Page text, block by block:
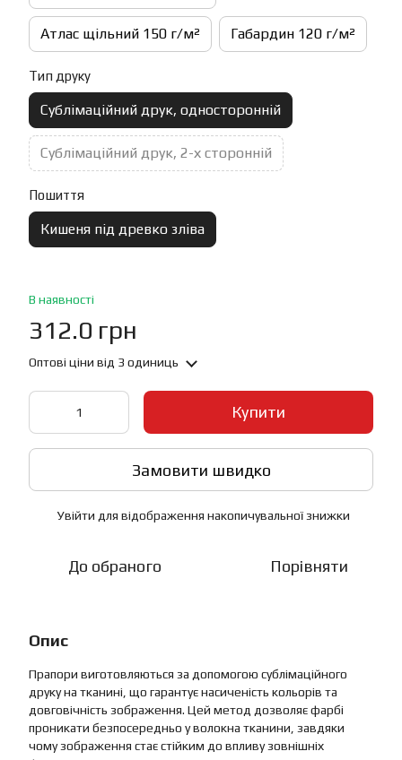
Атлас щільний 150 г/м² Габардин 120 г/м²
Тип друку
Сублімаційний друк, односторонній
Сублімаційний друк, 2-х сторонній
Пошиття
Кишеня під древко зліва
В наявності
312.0 грн
Оптові ціни від 3 одиниць
Купити
Замовити швидко
Увійти для відображення накопичувальної знижки
До обраного Порівняти
Опис
Прапори виготовляються за допомогою сублімаційного
друку на тканині, що гарантує насиченість кольорів та
довговічність зображення. Цей метод дозволяє фарбі
проникати безпосередньо у волокна тканини, завдяки
чому зображення стає стійким до впливу зовнішніх